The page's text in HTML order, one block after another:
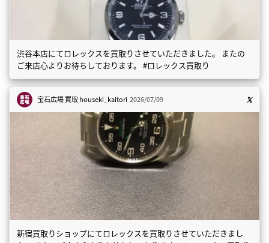
渋谷本店にてロレックスを買取りさせていただきました。 またの
ご来店心よりお待ちしております。 #ロレックス買取り
宝石広場 買取houseki_kaitori 2026/07/09
新宿買取りショップにてロレックスを買取りさせていただきまし